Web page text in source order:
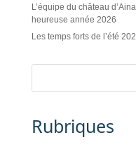
L’équipe du château
heureuse année 2026
Les temps forts de l’été
Rubriques